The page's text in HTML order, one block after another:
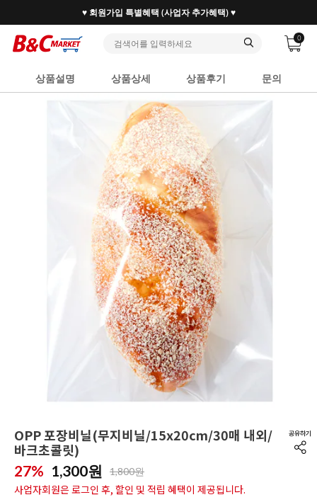
♥ 회원가입 특별혜택 (사업자 추가혜택) ♥
0
상품설명 상품상세 상품후기 문의
OPP 포장비닐(무지비닐/15x20cm/30매 내외/
바크초콜릿)
27% 1,300원 1,800원
사업자회원은 로그인 후, 할인 및 적립 혜택이 제공됩니다.